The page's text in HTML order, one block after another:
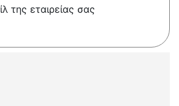
της εταιρείας σας